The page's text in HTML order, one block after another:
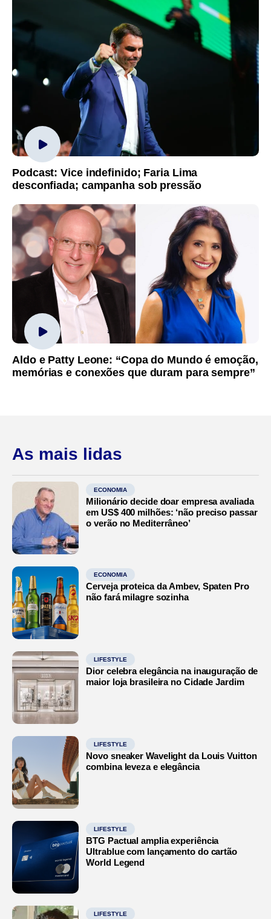
Podcast: Vice indefinido; Faria Lima
desconfiada; campanha sob pressão
Aldo e Patty Leone: “Copa do Mundo é emoção,
memórias e conexões que duram para sempre”
As mais lidas
ECONOMIA
Milionário decide doar empresa avaliada
em US$ 400 milhões: ‘não preciso passar
o verão no Mediterrâneo’
ECONOMIA
Cerveja proteica da Ambev, Spaten Pro
não fará milagre sozinha
LIFESTYLE
Dior celebra elegância na inauguração de
maior loja brasileira no Cidade Jardim
LIFESTYLE
Novo sneaker Wavelight da Louis Vuitton
combina leveza e elegância
LIFESTYLE
BTG Pactual amplia experiência
Ultrablue com lançamento do cartão
World Legend
LIFESTYLE